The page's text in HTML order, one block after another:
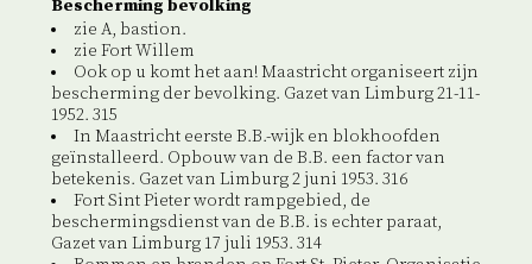
Bescherming bevolking
zie A, bastion.
zie Fort Willem
Ook op u komt het aan! Maastricht organiseert zijn
bescherming der bevolking. Gazet van Limburg 21-11-
1952. 315
In Maastricht eerste B.B.-wijk en blokhoofden
geïnstalleerd. Opbouw van de B.B. een factor van
betekenis. Gazet van Limburg 2 juni 1953. 316
Fort Sint Pieter wordt rampgebied, de
beschermingsdienst van de B.B. is echter paraat,
Gazet van Limburg 17 juli 1953. 314